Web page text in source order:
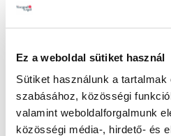
Ez a weboldal sütiket használ
Sütiket használunk a
szabásához, közösségi
valamint weboldalforgalmunk
közösségi média-, hirdető- és
gratulálunk!
Adózás
Bejelentővédelem